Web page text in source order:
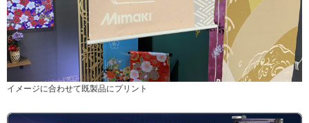
イメージに合わせて既製品にプリント